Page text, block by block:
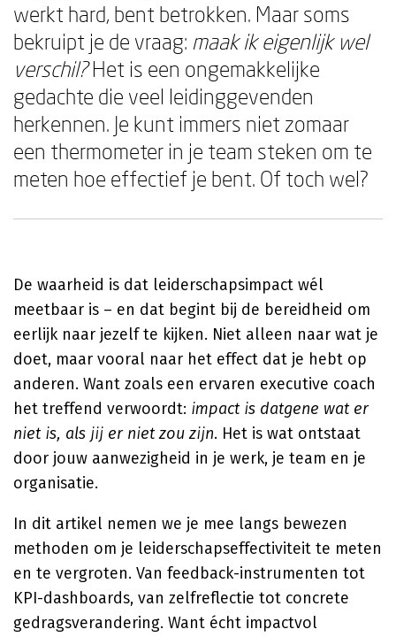
werkt hard, bent betrokken. Maar soms
bekruipt je de vraag: maak ik eigenlijk wel
verschil?Het is een ongemakkelijke
gedachte die veel leidinggevenden
herkennen. Je kunt immers niet zomaar
een thermometer in je team steken om te
meten hoe effectief je bent. Of toch wel?
De waarheid is dat leiderschapsimpact wél
meetbaar is – en dat begint bij de bereidheid om
eerlijk naar jezelf te kijken. Niet alleen naar wat je
doet, maar vooral naar het effect dat je hebt op
anderen. Want zoals een ervaren executive coach
het treffend verwoordt: impact is datgene wat er
niet is, als jij er niet zou zijn. Het is wat ontstaat
door jouw aanwezigheid in je werk, je team en je
organisatie.
In dit artikel nemen we je mee langs bewezen
methoden om je leiderschapseffectiviteit te meten
en te vergroten. Van feedback-instrumenten tot
KPI-dashboards, van zelfreflectie tot concrete
gedragsverandering. Want écht impactvol